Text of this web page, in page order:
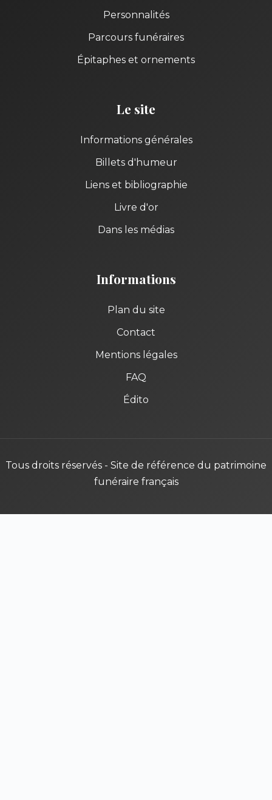
Personnalités
Parcours funéraires
Épitaphes et ornements
Le site
Informations générales
Billets d'humeur
Liens et bibliographie
Livre d'or
Dans les médias
Informations
Plan du site
Contact
Mentions légales
FAQ
Édito
Tous droits réservés - Site de référence du patrimoine
funéraire français